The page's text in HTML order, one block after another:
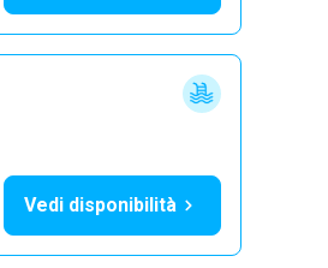
Vedi disponibilità